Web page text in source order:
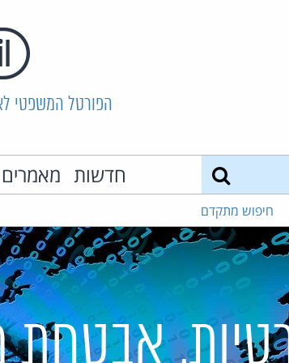
הפורטל המשפטי
חדשות מאמרים
חיפוש מתקדם
אבטחת